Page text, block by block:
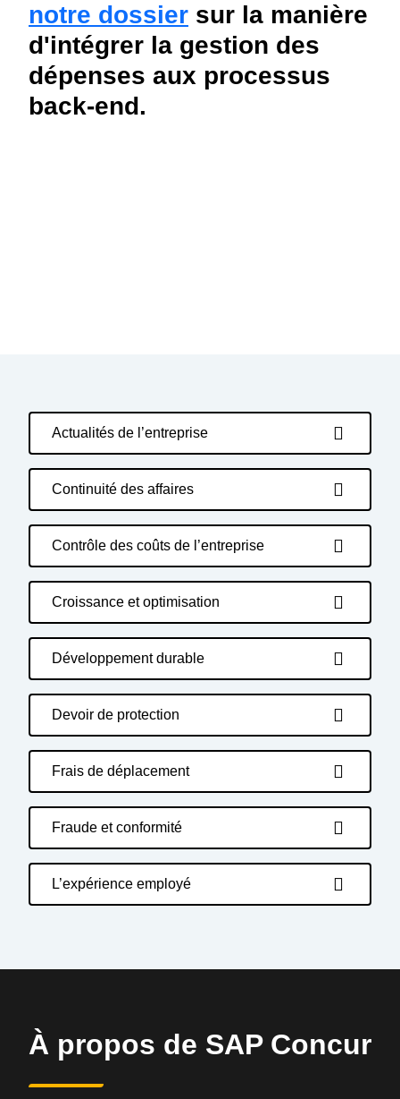
notre dossier sur la manière
d'intégrer la gestion des
dépenses aux processus
back-end.
Actualités de l’entreprise
Continuité des affaires
Contrôle des coûts de l’entreprise
Croissance et optimisation
Développement durable
Devoir de protection
Frais de déplacement
Fraude et conformité
L’expérience employé
À propos de SAP Concur